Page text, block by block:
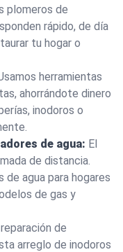
plomeros de
rápido, de día
tu hogar o
herramientas
ahorrándote dinero
inodoros o
de agua: El
de distancia.
agua para hogares
de gas y
de
arreglo de inodoros